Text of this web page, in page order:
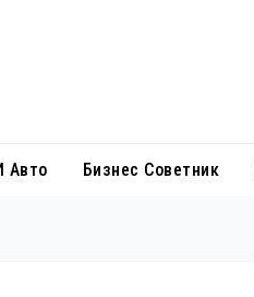
Авто Бизнес Советник